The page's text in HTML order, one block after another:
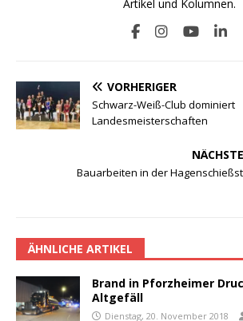
Artikel und Kolumnen.
VORHERIGER
Schwarz-Weiß-Club dominiert
Landesmeisterschaften
Bauarbeiten in der
ÄHNLICHE ARTIKEL
Brand in Pforzheimer
Altgefäll
Dienstag, 20. November 2018